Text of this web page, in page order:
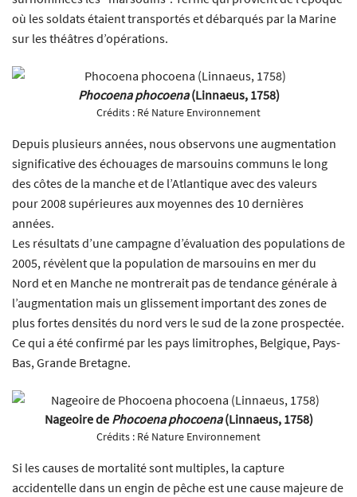
où les soldats étaient transportés et débarqués par la Marine
sur les théâtres d’opérations.
Phocoena phocoena(Linnaeus, 1758)
Crédits : Ré Nature Environnement
Depuis plusieurs années, nous observons une augmentation
significative des échouages de marsouins communs le long
des côtes de la manche et de l’Atlantique avec des valeurs
pour 2008 supérieures aux moyennes des 10 dernières
années.
Les résultats d’une campagne d’évaluation des populations de
2005, révèlent que la population de marsouins en mer du
Nord et en Manche ne montrerait pas de tendance générale à
l’augmentation mais un glissement important des zones de
plus fortes densités du nord vers le sud de la zone prospectée.
Ce qui a été confirmé par les pays limitrophes, Belgique, Pays-
Bas, Grande Bretagne.
Nageoire de Phocoena phocoena(Linnaeus, 1758)
Crédits : Ré Nature Environnement
Si les causes de mortalité sont multiples, la capture
accidentelle dans un engin de pêche est une cause majeure de